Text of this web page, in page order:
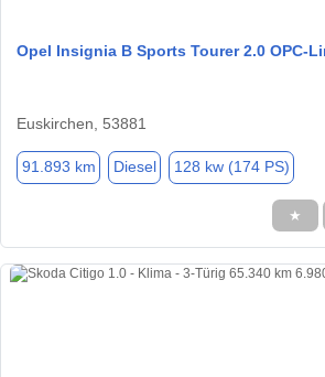
Opel Insignia B Sports Tourer 2.0 OPC-
Euskirchen, 53881
91.893 km Diesel 128 kw (174 PS)
★